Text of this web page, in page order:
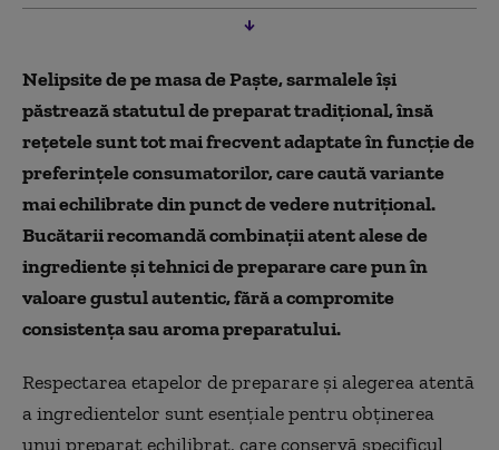
Nelipsite de pe masa de Paște, sarmalele își
păstrează statutul de preparat tradițional, însă
rețetele sunt tot mai frecvent adaptate în funcție de
preferințele consumatorilor, care caută variante
mai echilibrate din punct de vedere nutrițional.
Bucătarii recomandă combinații atent alese de
ingrediente și tehnici de preparare care pun în
valoare gustul autentic, fără a compromite
consistența sau aroma preparatului.
Respectarea etapelor de preparare și alegerea atentă
a ingredientelor sunt esențiale pentru obținerea
unui preparat echilibrat, care conservă specificul